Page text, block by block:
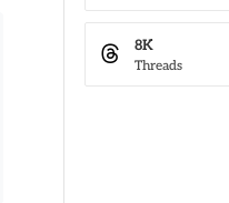
Threads
8K